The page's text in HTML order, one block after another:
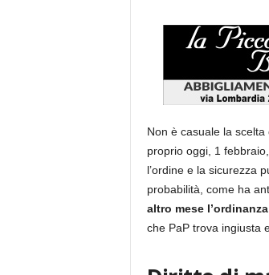
Non è casuale la scelta
proprio oggi, 1
l’ordine e la sicurezza
probabilità, come ha
altro mese
che PaP trova ingiusta